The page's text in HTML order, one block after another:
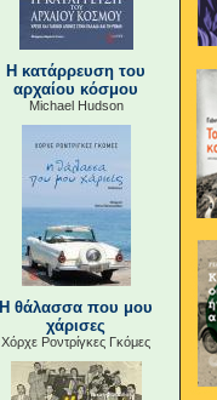
Η κατάρρευση του
αρχαίου κόσμου
Michael Hudson
Η θάλασσα που μου
χάρισες
Χόρχε Ροντρίγκες Γκόμες